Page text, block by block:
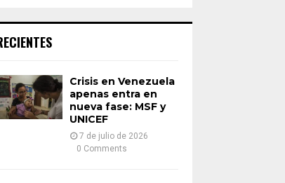
Crisis en Venezuela
apenas entra en
nueva fase: MSF y
UNICEF
7 de julio de 2026
0 Comments